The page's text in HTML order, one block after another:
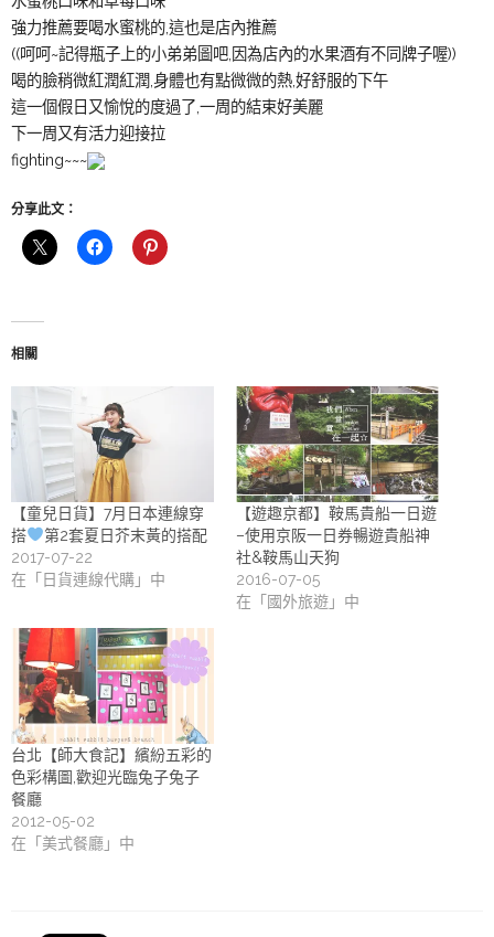
強力推薦要喝水蜜桃的,這也是店內推薦
((呵呵~記得瓶子上的小弟弟圖吧,因為店內的水果酒有不同牌子喔))
喝的臉稍微紅潤紅潤,身體也有點微微的熱,好舒服的下午
這一個假日又愉悅的度過了,一周的結束好美麗
下一周又有活力迎接拉
fighting~~~
分享此文：
相關
【童兒日貨】7月日本連線穿
搭
第2套夏日芥末黃的搭配
2017-07-22
在「日貨連線代購」中
【遊趣京都】鞍馬貴船一日遊
–使用京阪一日券暢遊貴船神
社&鞍馬山天狗
2016-07-05
在「國外旅遊」中
台北【師大食記】繽紛五彩的
色彩構圖,歡迎光臨兔子兔子
餐廳
2012-05-02
在「美式餐廳」中